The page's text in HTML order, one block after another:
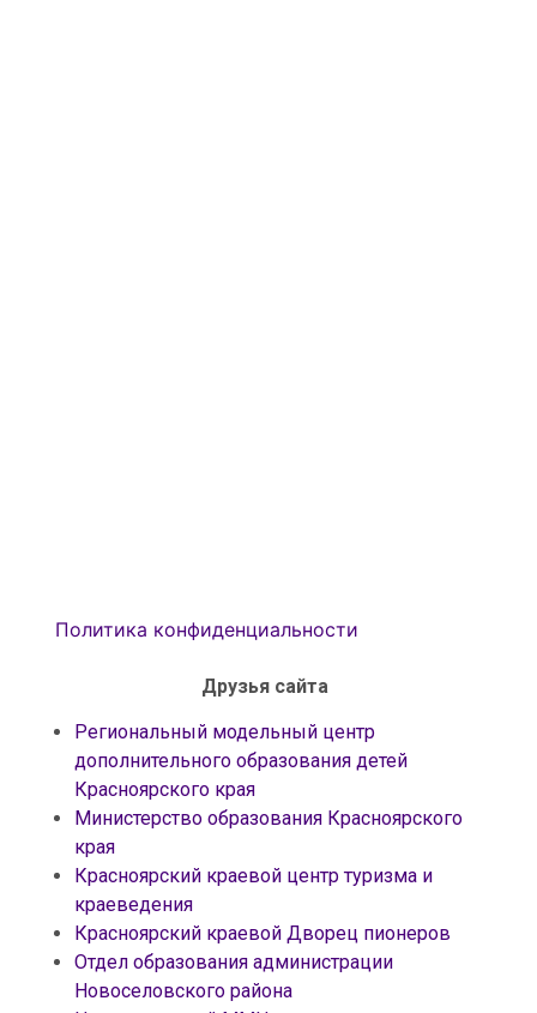
Политика конфиденциальности
Друзья сайта
Региональный модельный центр
дополнительного образования детей
Красноярского края
Министерство образования Красноярского
края
Красноярский краевой центр туризма и
краеведения
Красноярский краевой Дворец пионеров
Отдел образования администрации
Новоселовского района